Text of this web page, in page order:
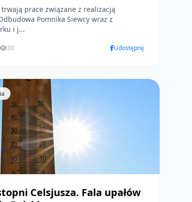
trwają prace związane z realizacją
Pomnika Siewcy wraz z
i j...
30 Udostępnij
Celsjusza. Fala upałów